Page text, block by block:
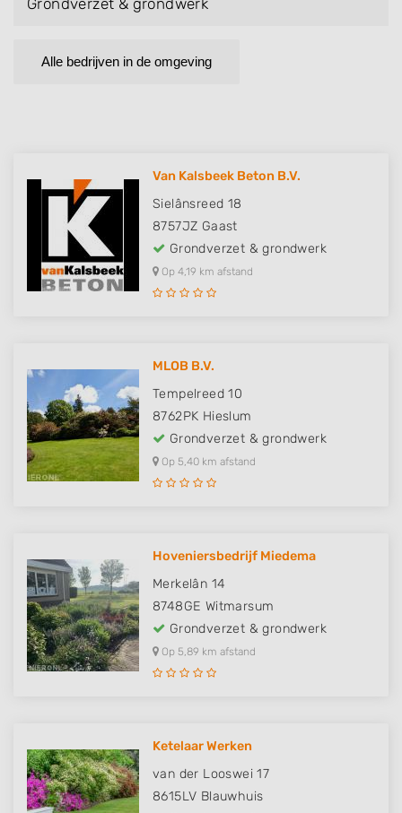
Grondverzet & grondwerk
Alle bedrijven in de omgeving
Van Kalsbeek Beton B.V.
Sielânsreed 18
8757JZ Gaast
Grondverzet & grondwerk
Op 4,19 km afstand
MLOB B.V.
Tempelreed 10
8762PK Hieslum
Grondverzet & grondwerk
Op 5,40 km afstand
Hoveniersbedrijf Miedema
Merkelân 14
8748GE Witmarsum
Grondverzet & grondwerk
Op 5,89 km afstand
Ketelaar Werken
van der Looswei 17
8615LV Blauwhuis